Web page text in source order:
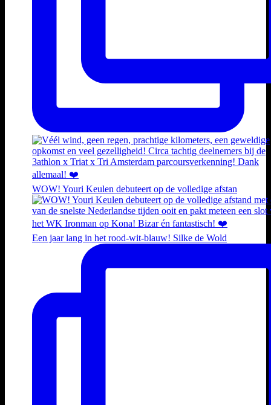
WOW! Youri Keulen debuteert op de volledige afstan
Een jaar lang in het rood-wit-blauw! Silke de Wold